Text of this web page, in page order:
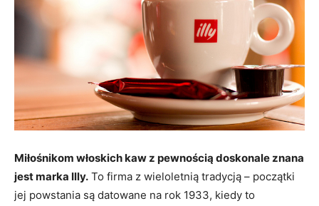
Miłośnikom włoskich kaw z pewnością doskonale znana
jest marka Illy. To firma z wieloletnią tradycją – początki
jej powstania są datowane na rok 1933, kiedy to